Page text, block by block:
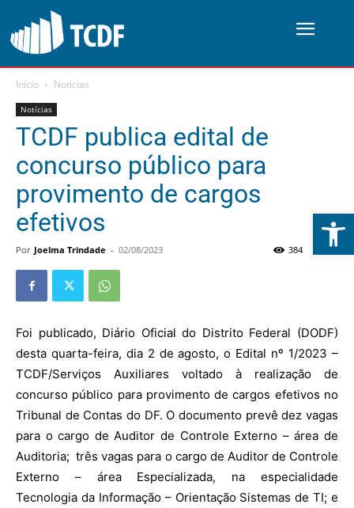
Abrir
Início Notícias
Notícias
TCDF publica edital de
concurso público para
provimento de cargos
efetivos
Por Joelma Trindade - 02/08/2023 0
384
Foi publicado, Diário Oficial do Distrito Federal (DODF)
desta quarta-feira, dia 2 de agosto, o Edital nº 1/2023 –
TCDF/Serviços Auxiliares voltado à realização de
concurso público para provimento de cargos efetivos no
Tribunal de Contas do DF. O documento prevê dez vagas
para o cargo de Auditor de Controle Externo – área de
Auditoria; três vagas para o cargo de Auditor de Controle
Externo – área Especializada, na especialidade
Tecnologia da Informação – Orientação Sistemas de TI; e